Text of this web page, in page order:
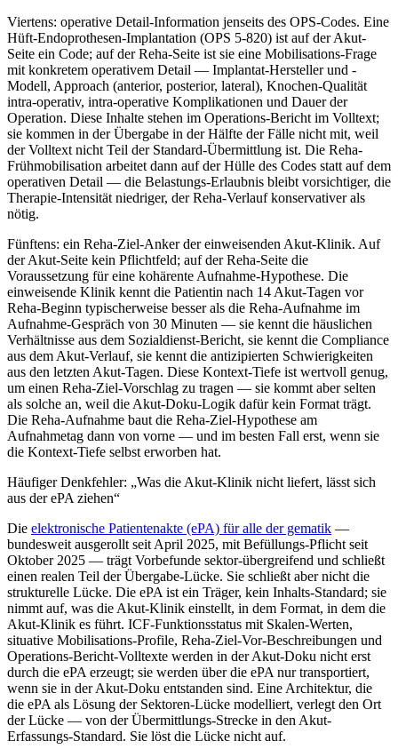
Viertens: operative Detail-Information jenseits des OPS-Codes. Eine
Hüft-Endoprothesen-Implantation (OPS 5-820) ist auf der Akut-
Seite ein Code; auf der Reha-Seite ist sie eine Mobilisations-Frage
mit konkretem operativem Detail — Implantat-Hersteller und -
Modell, Approach (anterior, posterior, lateral), Knochen-Qualität
intra-operativ, intra-operative Komplikationen und Dauer der
Operation. Diese Inhalte stehen im Operations-Bericht im Volltext;
sie kommen in der Übergabe in der Hälfte der Fälle nicht mit, weil
der Volltext nicht Teil der Standard-Übermittlung ist. Die Reha-
Frühmobilisation arbeitet dann auf der Hülle des Codes statt auf dem
operativen Detail — die Belastungs-Erlaubnis bleibt vorsichtiger, die
Therapie-Intensität niedriger, der Reha-Verlauf konservativer als
nötig.
Fünftens: ein Reha-Ziel-Anker der einweisenden Akut-Klinik. Auf
der Akut-Seite kein Pflichtfeld; auf der Reha-Seite die
Voraussetzung für eine kohärente Aufnahme-Hypothese. Die
einweisende Klinik kennt die Patientin nach 14 Akut-Tagen vor
Reha-Beginn typischerweise besser als die Reha-Aufnahme im
Aufnahme-Gespräch von 30 Minuten — sie kennt die häuslichen
Verhältnisse aus dem Sozialdienst-Bericht, sie kennt die Compliance
aus dem Akut-Verlauf, sie kennt die antizipierten Schwierigkeiten
aus den letzten Akut-Tagen. Diese Kontext-Tiefe ist wertvoll genug,
um einen Reha-Ziel-Vorschlag zu tragen — sie kommt aber selten
als solche an, weil die Akut-Doku-Logik dafür kein Format trägt.
Die Reha-Aufnahme baut die Reha-Ziel-Hypothese am
Aufnahmetag dann von vorne — und im besten Fall erst, wenn sie
die Kontext-Tiefe selbst erworben hat.
Häufiger Denkfehler: „Was die Akut-Klinik nicht liefert, lässt sich
aus der ePA ziehen“
Die elektronische Patientenakte (ePA) für alle der gematik —
bundesweit ausgerollt seit April 2025, mit Befüllungs-Pflicht seit
Oktober 2025 — trägt Vorbefunde sektor-übergreifend und schließt
einen realen Teil der Übergabe-Lücke. Sie schließt aber nicht die
strukturelle Lücke. Die ePA ist ein Träger, kein Inhalts-Standard; sie
nimmt auf, was die Akut-Klinik einstellt, in dem Format, in dem die
Akut-Klinik es führt. ICF-Funktionsstatus mit Skalen-Werten,
situative Mobilisations-Profile, Reha-Ziel-Vor-Beschreibungen und
Operations-Bericht-Volltexte werden in der Akut-Doku nicht erst
durch die ePA erzeugt; sie werden über die ePA nur transportiert,
wenn sie in der Akut-Doku entstanden sind. Eine Architektur, die
die ePA als Lösung der Sektoren-Lücke modelliert, verlegt den Ort
der Lücke — von der Übermittlungs-Strecke in den Akut-
Erfassungs-Standard. Sie löst die Lücke nicht auf.